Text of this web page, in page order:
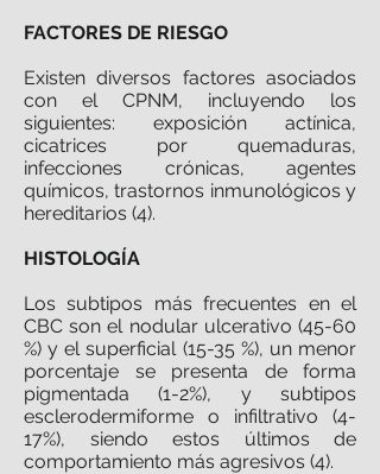
FACTORES DE RIESGO
Existen diversos factores asociados
con el CPNM, incluyendo los
siguientes: exposición actínica,
cicatrices por quemaduras,
infecciones crónicas, agentes
químicos, trastornos inmunológicos y
hereditarios (4).
HISTOLOGÍA
Los subtipos más frecuentes en el
CBC son el nodular ulcerativo (45-60
%) y el superficial (15-35 %), un menor
porcentaje se presenta de forma
pigmentada (1-2%), y subtipos
esclerodermiforme o infiltrativo (4-
17%), siendo estos últimos de
comportamiento más agresivos (4).